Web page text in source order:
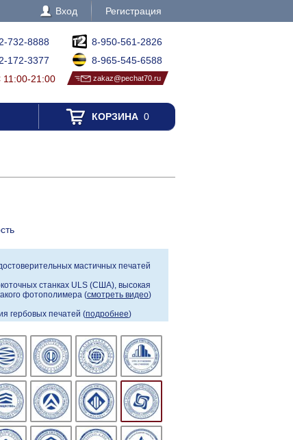
Вход Регистрация
732-8888
172-3377
21:00
8-950-561-2826
8-965-545-6588
zakaz@pechat70.ru
КОРЗИНА0
мастичных печатей
станках ULS (США), высокая
фотополимера (смотреть видео)
гербовых печатей (подробнее)